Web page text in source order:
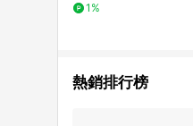
1%
熱銷排行榜